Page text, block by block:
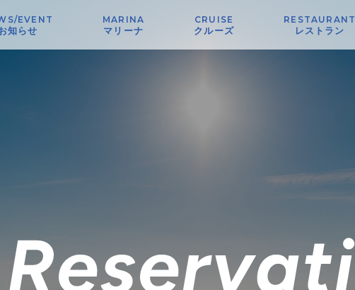
EVENT
知らせ
MARINA
マリーナ
CRUISE
クルーズ
RESTAURANT
レストラン